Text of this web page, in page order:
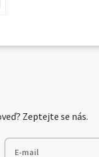
Zeptejte se nás.